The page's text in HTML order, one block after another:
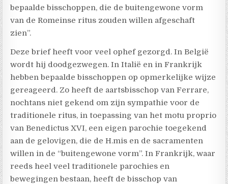
bepaalde bisschoppen, die de buitengewone vorm
van de Romeinse ritus zouden willen afgeschaft
zien”.
Deze brief heeft voor veel ophef gezorgd. In België
wordt hij doodgezwegen. In Italië en in Frankrijk
hebben bepaalde bisschoppen op opmerkelijke wijze
gereageerd. Zo heeft de aartsbisschop van Ferrare,
nochtans niet gekend om zijn sympathie voor de
traditionele ritus, in toepassing van het motu proprio
van Benedictus XVI, een eigen parochie toegekend
aan de gelovigen, die de H.mis en de sacramenten
willen in de “buitengewone vorm”. In Frankrijk, waar
reeds heel veel traditionele parochies en
bewegingen bestaan, heeft de bisschop van